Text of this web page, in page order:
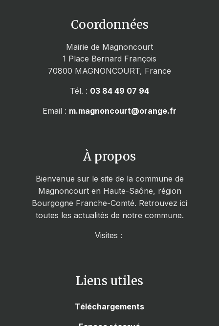
Coordonnées
Mairie de Magnoncourt
1 Place Bernard François
70800 MAGNONCOURT, France
Tél. : 03 84 49 07 94
Email : m.magnoncourt@orange.fr
À propos
Bienvenue sur le site de la commune de
Magnoncourt en Haute-Saône, région
Bourgogne Franche-Comté. Retrouvez ici
toutes les actualités de notre commune.
Visites :
Liens utiles
Téléchargements